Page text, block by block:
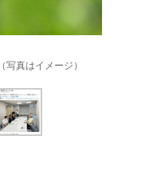
真はイメージ）